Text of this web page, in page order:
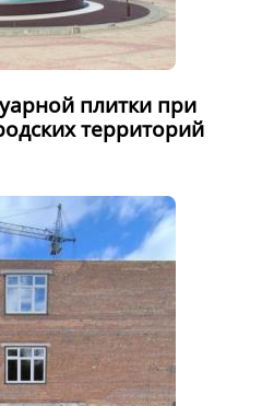
плитки при
территорий